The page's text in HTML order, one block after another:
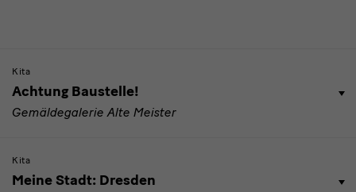
Kita
Achtung Baustelle!
Gemäldegalerie Alte Meister
Kita
Meine Stadt: Dresden